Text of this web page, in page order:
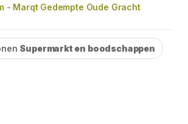
- Marqt Gedempte Oude Gracht
Supermarkt en boodschappen